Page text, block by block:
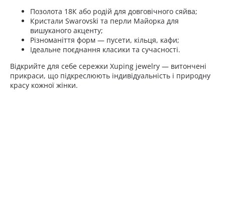
Позолота 18К або родій для довговічного сяйва;
Кристали Swarovski та перли Майорка для
вишуканого акценту;
Різноманіття форм — пусети, кільця, кафи;
Ідеальне поєднання класики та сучасності.
Відкрийте для себе сережки Xuping jewelry — витончені
прикраси, що підкреслюють індивідуальність і природну
красу кожної жінки.